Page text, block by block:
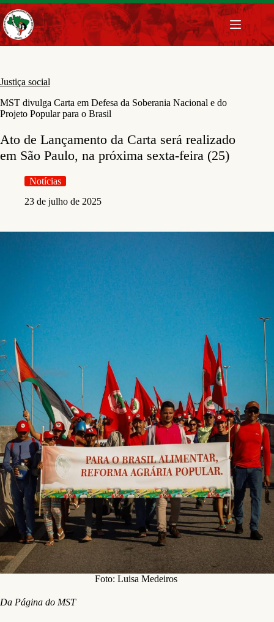
Pular
para
o
conteúdo
Justiça social
MST divulga Carta em Defesa da Soberania Nacional e do
Projeto Popular para o Brasil
Ato de Lançamento da Carta será realizado
em São Paulo, na próxima sexta-feira (25)
Notícias
23 de julho de 2025
Foto: Luisa Medeiros
Da Página do MST